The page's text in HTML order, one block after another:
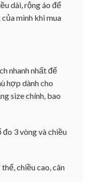
dài, rộng áo để
mình khi mua
nhanh nhất để
hợp dành cho
size chính, bao
đo 3 vòng và chiều
chiều cao, cân